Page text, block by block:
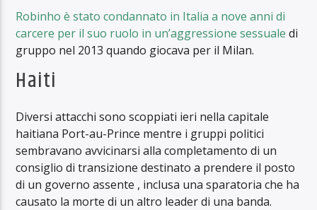
Robinho è stato condannato in Italia a nove anni di
carcere per il suo ruolo in un’aggressione sessuale di
gruppo nel 2013 quando giocava per il Milan.
Haiti
Diversi attacchi sono scoppiati ieri nella capitale
haitiana Port-au-Prince mentre i gruppi politici
sembravano avvicinarsi alla completamento di un
consiglio di transizione destinato a prendere il posto
di un governo assente , inclusa una sparatoria che ha
causato la morte di un altro leader di una banda.